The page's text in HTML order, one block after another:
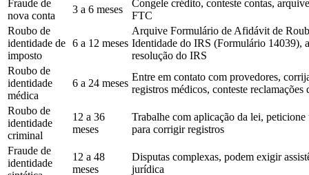
Fraude de
nova conta
3 a 6 meses
Congele crédito, conteste contas,
FTC
Roubo de
identidade de
imposto
6 a 12 meses
Arquive Formulário de Afidávit de
Identidade do IRS (Formulário 14039),
resolução do IRS
Roubo de
identidade
médica
6 a 24 meses
Entre em contato com provedores,
registros médicos, conteste reclamações
Roubo de
identidade
criminal
12 a 36
meses
Trabalhe com aplicação da lei, peticione
para corrigir registros
Fraude de
identidade
12 a 48
meses
Disputas complexas, podem exigir
jurídica